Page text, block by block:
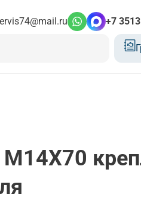
+7
М14Х70